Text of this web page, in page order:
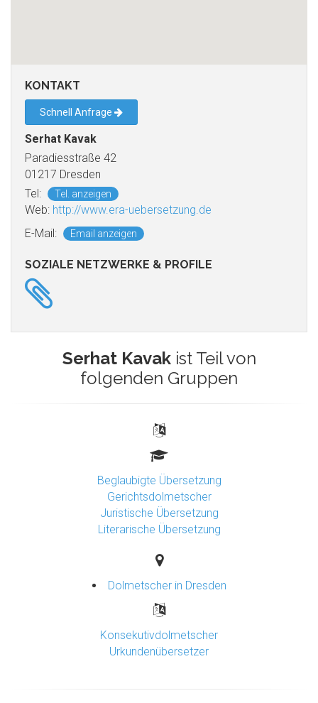
KONTAKT
Schnell Anfrage
Serhat Kavak
Paradiesstraße 42
01217 Dresden
Tel:
Tel. anzeigen
Web: http://www.era-uebersetzung.de
E-Mail:
Email anzeigen
SOZIALE NETZWERKE & PROFILE
Serhat Kavak ist Teil von
folgenden Gruppen
Beglaubigte Übersetzung
Gerichtsdolmetscher
Juristische Übersetzung
Literarische Übersetzung
Dolmetscher in Dresden
Konsekutivdolmetscher
Urkundenübersetzer